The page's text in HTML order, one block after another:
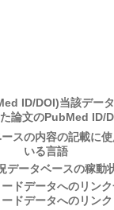
ID/DOI)当該デー
論文のPubMed ID/
スの内容の記載に
いる言語
データベースの稼動
ドデータへのリンク
ードデータへのリンク